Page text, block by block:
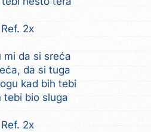
Ref. 2x
mi da si sreća
da si tuga
kad bih tebi
tebi bio sluga
Ref. 2x